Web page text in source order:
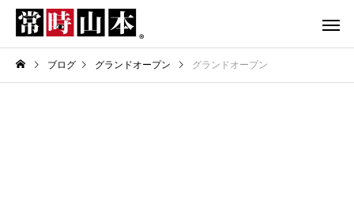
ブログ グランドオープン グランドオープン